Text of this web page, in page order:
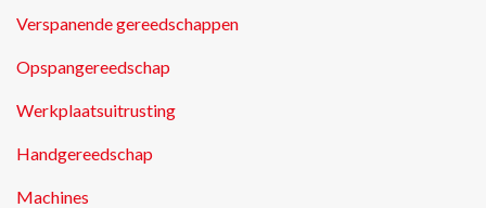
Verspanende gereedschappen
Opspangereedschap
Werkplaatsuitrusting
Handgereedschap
Machines